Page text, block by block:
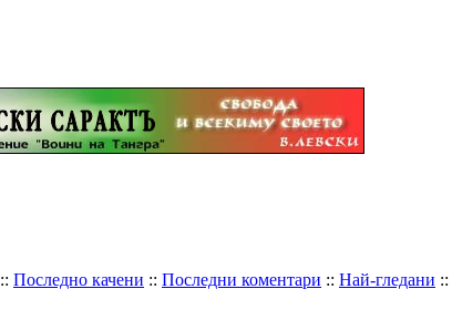
:: Последно качени :: Последни коментари :: Най-гледани ::